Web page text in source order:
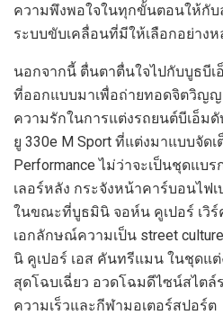
ความพึงพอใจในทุกขั้นตอนให้กับ
ระบบขับเคลื่อนที่มีให้เลือกอย่างห
นอกจากนี้ ตื่นตาตื่นใจไปกับบูธบีเ
ที่ออกแบบมาเพื่อถ่ายทอดจิตวิญ
ความรักในการแต่งรถยนต์บีเอ็มดั
ยู 330e M Sport ที่แต่งมาแบบจัดเ
Performanceไม่ว่าจะเป็นชุดแบร
เลอร์หลัง กระจังหน้าคาร์บอนไฟเ
ในขณะที่บูธมินิ จอห์น คูเปอร์ เวิ
เอกลักษณ์ความเป็น street culture
นิ คูเปอร์ เอส คันทรีแมน ในชุดแต่
สุดโฉบเฉี่ยว อวดโฉมดีไซน์สไตล์
ความเร็วและกีฬามอเตอร์สปอร์ต